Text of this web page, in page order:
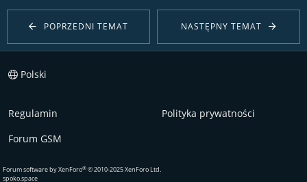
POPRZEDNI TEMAT NASTĘPNY TEMAT
Polski
Regulamin
Polityka prywatności
Forum GSM
Forum software by XenForo® © 2010-2025 XenForo Ltd.
spoko.space